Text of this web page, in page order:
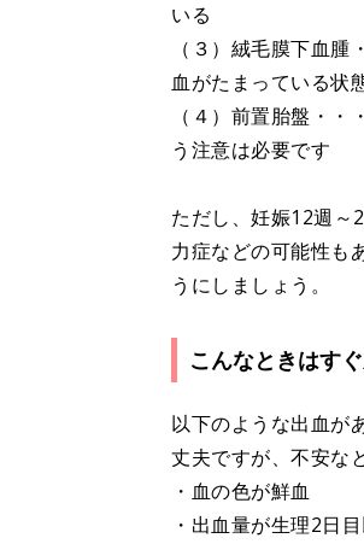
いる
（３）絨毛膜下血
血がたまっている状
（４）前置胎盤・
う注意は必要です
ただし、妊娠12週～
力症などの可能性も
うにしましょう。
こんなときはす
以下のような出血
丈夫ですが、不安な
・血の色が鮮血
・出血量が生理2日